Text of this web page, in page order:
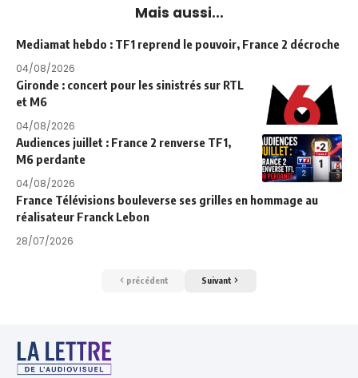
Mais aussi...
Mediamat hebdo : TF1 reprend le pouvoir, France 2 décroche
04/08/2026
Gironde : concert pour les sinistrés sur RTL
et M6
04/08/2026
Audiences juillet : France 2 renverse TF1,
M6 perdante
04/08/2026
France Télévisions bouleverse ses grilles en hommage au
réalisateur Franck Lebon
28/07/2026
précédent Suivant